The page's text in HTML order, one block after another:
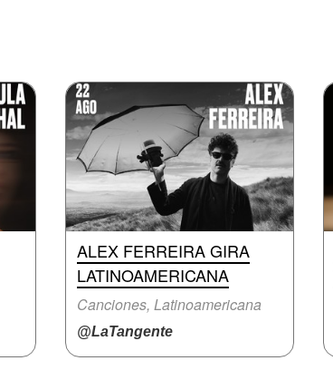
ALEX FERREIRA GIRA
LATINOAMERICANA
Canciones, Latinoamericana
@LaTangente